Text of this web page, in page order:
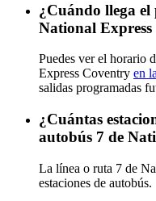
¿Cuándo llega
National
Puedes ver el horario
Express Coventry en
salidas programadas
¿Cuántas
autobús 7 de
La línea o ruta 7 de
estaciones de autobús.